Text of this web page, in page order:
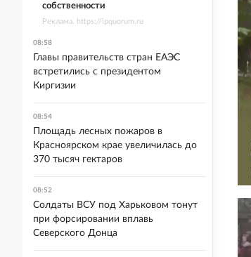
собственности
Реклама. https://ipquorum.ru
08:58
Главы правительств стран ЕАЭС
встретились с президентом
Киргизии
08:54
Площадь лесных пожаров в
Красноярском крае увеличилась до
370 тысяч гектаров
08:52
Солдаты ВСУ под Харьковом тонут
при форсировании вплавь
Северского Донца